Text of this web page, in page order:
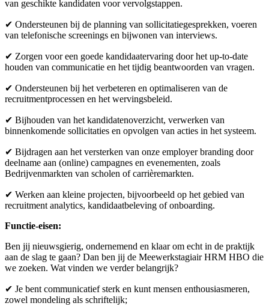
van geschikte kandidaten voor vervolgstappen.
✔ Ondersteunen bij de planning van sollicitatiegesprekken, voeren
van telefonische screenings en bijwonen van interviews.
✔ Zorgen voor een goede kandidaatervaring door het up-to-date
houden van communicatie en het tijdig beantwoorden van vragen.
✔ Ondersteunen bij het verbeteren en optimaliseren van de
recruitmentprocessen en het wervingsbeleid.
✔ Bijhouden van het kandidatenoverzicht, verwerken van
binnenkomende sollicitaties en opvolgen van acties in het systeem.
✔ Bijdragen aan het versterken van onze employer branding door
deelname aan (online) campagnes en evenementen, zoals
Bedrijvenmarkten van scholen of carrièremarkten.
✔ Werken aan kleine projecten, bijvoorbeeld op het gebied van
recruitment analytics, kandidaatbeleving of onboarding.
Functie-eisen:
Ben jij nieuwsgierig, ondernemend en klaar om echt in de praktijk
aan de slag te gaan? Dan ben jij de Meewerkstagiair HRM HBO die
we zoeken. Wat vinden we verder belangrijk?
✔ Je bent communicatief sterk en kunt mensen enthousiasmeren,
zowel mondeling als schriftelijk;